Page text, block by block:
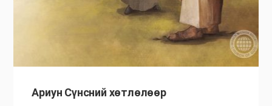
Ариун Сүнсний хөтлөлөөр